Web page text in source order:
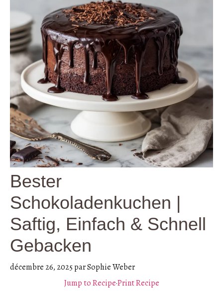
Bester
Schokoladenkuchen |
Saftig, Einfach & Schnell
Gebacken
décembre 26, 2025parSophie Weber
Jump to Recipe·Print Recipe